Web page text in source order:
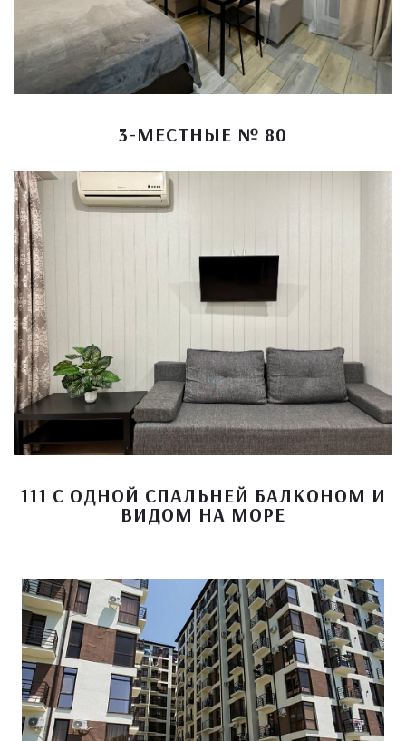
3-МЕСТНЫЕ № 80
111 С ОДНОЙ СПАЛЬНЕЙ БАЛКОНОМ И
ВИДОМ НА МОРЕ